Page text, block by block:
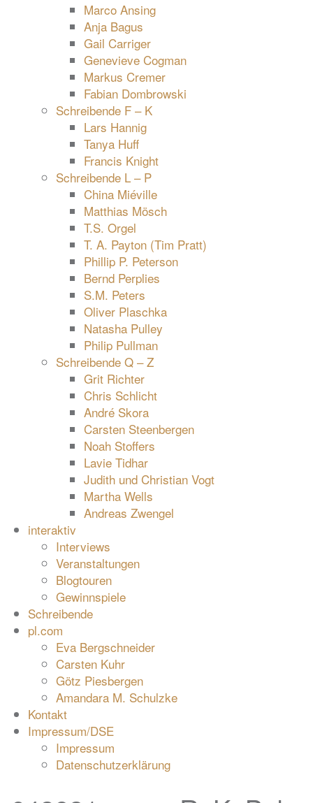
Marco Ansing
Anja Bagus
Gail Carriger
Genevieve Cogman
Markus Cremer
Fabian Dombrowski
Schreibende F – K
Lars Hannig
Tanya Huff
Francis Knight
Schreibende L – P
China Miéville
Matthias Mösch
T.S. Orgel
T. A. Payton (Tim Pratt)
Phillip P. Peterson
Bernd Perplies
S.M. Peters
Oliver Plaschka
Natasha Pulley
Philip Pullman
Schreibende Q – Z
Grit Richter
Chris Schlicht
André Skora
Carsten Steenbergen
Noah Stoffers
Lavie Tidhar
Judith und Christian Vogt
Martha Wells
Andreas Zwengel
interaktiv
Interviews
Veranstaltungen
Blogtouren
Gewinnspiele
Schreibende
pl.com
Eva Bergschneider
Carsten Kuhr
Götz Piesbergen
Amandara M. Schulzke
Kontakt
Impressum/DSE
Impressum
Datenschutzerklärung